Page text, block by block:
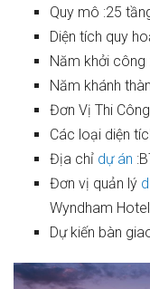
Quy mô :25
Diện tích quy
Năm khởi công
Năm khánh
Đơn Vị Thi
Các loại diện
Địa chỉ dự án
Đơn vị quản lý
Wyndham
Dự kiến bàn